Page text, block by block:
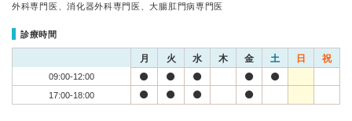
外科専門医、消化器外科専門医、大腸肛門病専門医
診療時間
月 火 水 木 金 土 日 祝
09:00-12:00
17:00-18:00